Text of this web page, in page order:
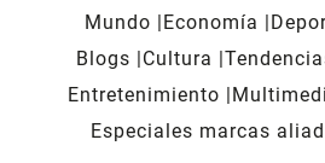
Mundo Economía
Blogs
Cultura
Entretenimiento
Especiales marcas